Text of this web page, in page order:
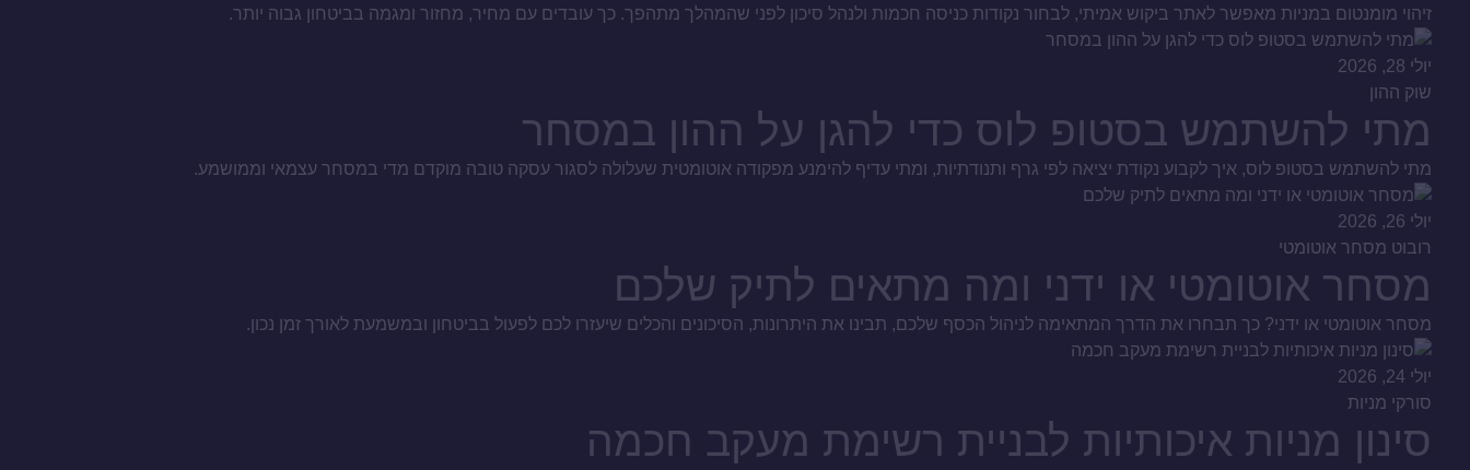
זיהוי מומנטום במניות מאפשר לאתר ביקוש אמיתי, לבחור נקודות כניסה חכמות ולנהל סיכון לפני שהמהלך מתהפך. כך עובדים עם מחיר, מחזור ומגמה בביטחון גבוה יותר.
יולי 28, 2026
שוק ההון
מתי להשתמש בסטופ לוס כדי להגן על ההון במסחר
מתי להשתמש בסטופ לוס, איך לקבוע נקודת יציאה לפי גרף ותנודתיות, ומתי עדיף להימנע מפקודה אוטומטית שעלולה לסגור עסקה טובה מוקדם מדי במסחר עצמאי וממושמע.
יולי 26, 2026
רובוט מסחר אוטומטי
מסחר אוטומטי או ידני ומה מתאים לתיק שלכם
מסחר אוטומטי או ידני? כך תבחרו את הדרך המתאימה לניהול הכסף שלכם, תבינו את היתרונות, הסיכונים והכלים שיעזרו לכם לפעול בביטחון ובמשמעת לאורך זמן נכון.
יולי 24, 2026
סורקי מניות
סינון מניות איכותיות לבניית רשימת מעקב חכמה